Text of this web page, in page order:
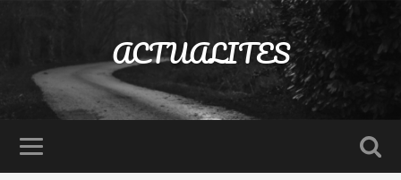
ACTUALITES
Panneau de gestion des cookies